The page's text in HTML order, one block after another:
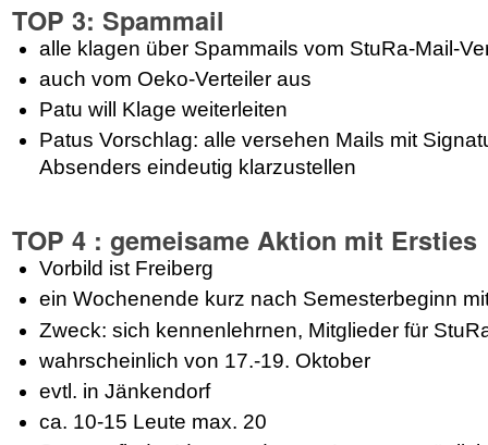
TOP 3: Spammail
alle klagen über Spammails vom StuRa-Mail-
auch vom Oeko-Verteiler aus
Patu will Klage weiterleiten
Patus Vorschlag: alle versehen Mails mit
Absenders eindeutig klarzustellen
TOP 4 : gemeisame Aktion mit Ersties
Vorbild ist Freiberg
ein Wochenende kurz nach Semesterbeginn
Zweck: sich kennenlehrnen, Mitglieder für
wahrscheinlich von 17.-19. Oktober
evtl. in Jänkendorf
ca. 10-15 Leute max. 20